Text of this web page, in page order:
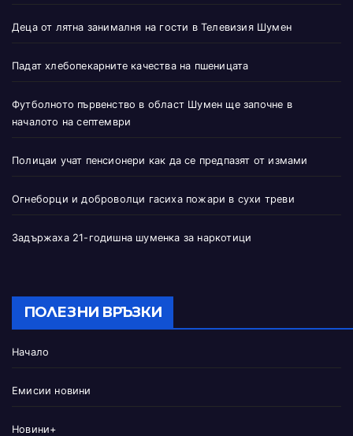
Деца от лятна занималня на гости в Телевизия Шумен
Падат хлебопекарните качества на пшеницата
Футболното първенство в област Шумен ще започне в
началото на септември
Полицаи учат пенсионери как да се предпазят от измами
Огнеборци и доброволци гасиха пожари в сухи треви
Задържаха 21-годишна шуменка за наркотици
ПОЛЕЗНИ ВРЪЗКИ
Начало
Емисии новини
Новини+